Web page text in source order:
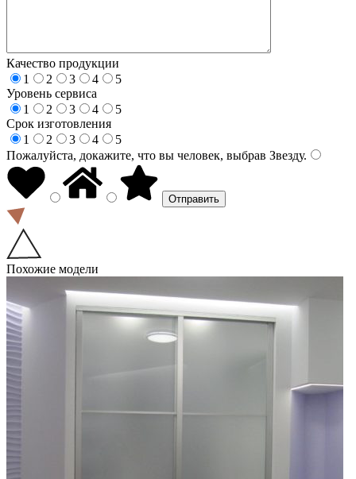
Качество продукции
1
2 3 4
5
Уровень сервиса
1
2 3 4
5
Срок изготовления
1
2 3 4
5
Пожалуйста, докажите, что вы человек, выбрав Звезду.
Похожие модели